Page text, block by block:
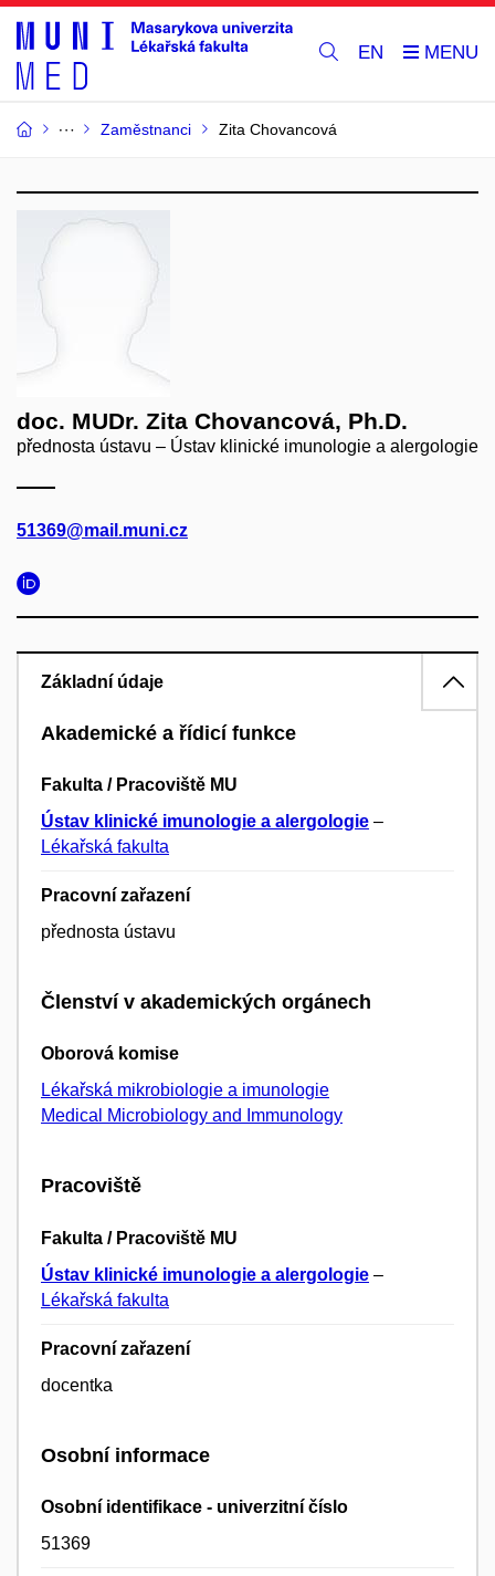
EN
Zaměstnanci Zita Chovancová
doc. MUDr. Zita Chovancová, Ph.D.
přednosta ústavu – Ústav klinické imunologie a alergologie
51369@mail.muni.cz
Základní údaje
Akademické a řídicí funkce
Fakulta / Pracoviště MU
Ústav klinické imunologie a alergologie –
Lékařská fakulta
Pracovní zařazení
přednosta ústavu
Členství v akademických orgánech
Oborová komise
Lékařská mikrobiologie a imunologie
Medical Microbiology and Immunology
Pracoviště
Fakulta / Pracoviště MU
Ústav klinické imunologie a alergologie –
Lékařská fakulta
Pracovní zařazení
docentka
Osobní informace
Osobní identifikace - univerzitní číslo
51369